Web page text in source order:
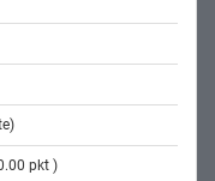
pkt )